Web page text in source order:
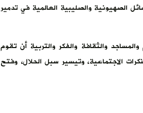
الصهيونية والصليبية العالمية في تدمير
والثقافة والفكر والتربية أن تقوم
الاجتماعية، وتيسير سبل الحلال، وفتح